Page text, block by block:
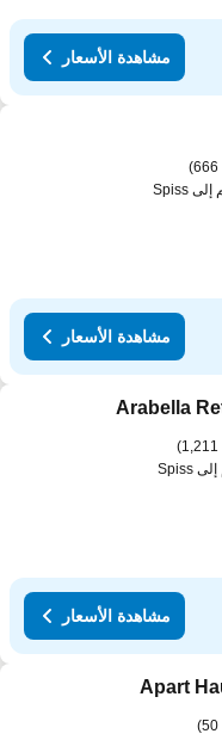
مشاهدة الأسعار
Add
مشاهدة الأسعار
Add to
Arabella
مشاهدة الأسعار
Add to
Apart